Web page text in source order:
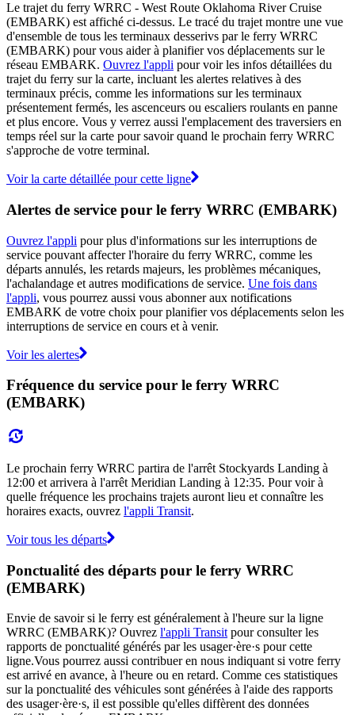
Le trajet du ferry WRRC - West Route Oklahoma River Cruise
(EMBARK) est affiché ci-dessus. Le tracé du trajet montre une vue
d'ensemble de tous les terminaux desserivs par le ferry WRRC
(EMBARK) pour vous aider à planifier vos déplacements sur le
réseau EMBARK. Ouvrez l'appli pour voir les infos détaillées du
trajet du ferry sur la carte, incluant les alertes relatives à des
terminaux précis, comme les informations sur les terminaux
présentement fermés, les ascenceurs ou escaliers roulants en panne
et plus encore. Vous y verrez aussi l'emplacement des traversiers en
temps réel sur la carte pour savoir quand le prochain ferry WRRC
s'approche de votre terminal.
Voir la carte détaillée pour cette ligne
Alertes de service pour le ferry WRRC (EMBARK)
Ouvrez l'appli pour plus d'informations sur les interruptions de
service pouvant affecter l'horaire du ferry WRRC, comme les
départs annulés, les retards majeurs, les problèmes mécaniques,
l'achalandage et autres modifications de service. Une fois dans
l'appli, vous pourrez aussi vous abonner aux notifications
EMBARK de votre choix pour planifier vos déplacements selon les
interruptions de service en cours et à venir.
Voir les alertes
Fréquence du service pour le ferry WRRC
(EMBARK)
Le prochain ferry WRRC partira de l'arrêt Stockyards Landing à
12:00 et arrivera à l'arrêt Meridian Landing à 12:35. Pour voir à
quelle fréquence les prochains trajets auront lieu et connaître les
horaires exacts, ouvrez l'appli Transit.
Voir tous les départs
Ponctualité des départs pour le ferry WRRC
(EMBARK)
Envie de savoir si le ferry est généralement à l'heure sur la ligne
WRRC (EMBARK)? Ouvrez l'appli Transit pour consulter les
rapports de ponctualité générés par les usager·ère·s pour cette
ligne.Vous pourrez aussi contribuer en nous indiquant si votre ferry
est arrivé en avance, à l'heure ou en retard. Comme ces statistiques
sur la ponctualité des véhicules sont générées à l'aide des rapports
des usager·ère·s, il est possible qu'elles diffèrent des données